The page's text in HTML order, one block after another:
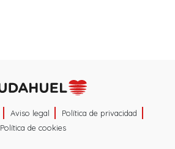
Aviso legal
Política de privacidad
Política de cookies